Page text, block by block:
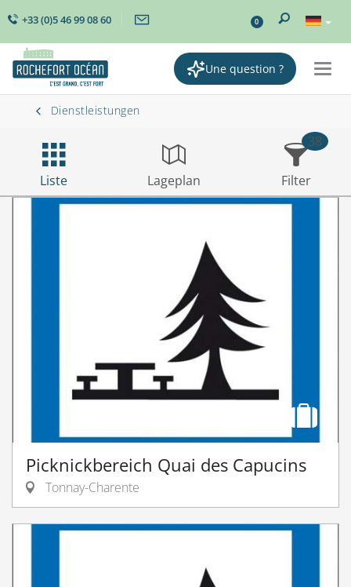
+33 (0)5 46 99 08 60 0
Une question ?
Dienstleistungen
Liste Lageplan Filter
38
Picknickbereich Quai des Capucins
Tonnay-Charente